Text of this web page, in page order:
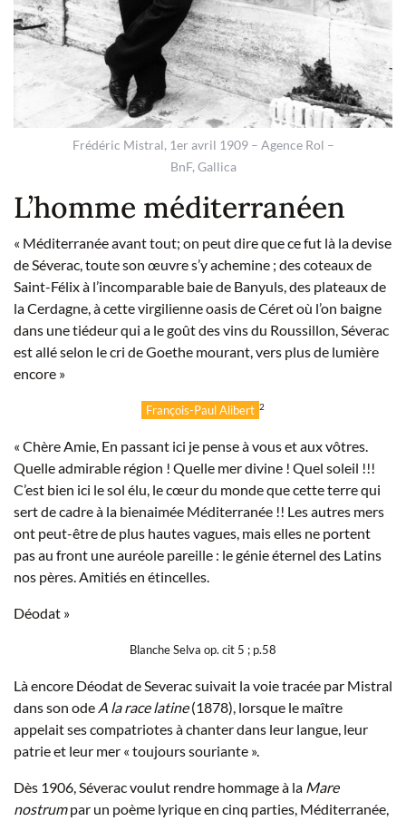
Frédéric Mistral, 1er avril 1909 – Agence Rol –
BnF, Gallica
L’homme méditerranéen
« Méditerranée avant tout; on peut dire que ce fut là la devise
de Séverac, toute son œuvre s’y achemine ; des coteaux de
Saint-Félix à l’incomparable baie de Banyuls, des plateaux de
la Cerdagne, à cette virgilienne oasis de Céret où l’on baigne
dans une tiédeur qui a le goût des vins du Roussillon, Séverac
est allé selon le cri de Goethe mourant, vers plus de lumière
encore »
François-Paul Alibert 2
« Chère Amie, En passant ici je pense à vous et aux vôtres.
Quelle admirable région ! Quelle mer divine ! Quel soleil !!!
C’est bien ici le sol élu, le cœur du monde que cette terre qui
sert de cadre à la bienaimée Méditerranée !! Les autres mers
ont peut-être de plus hautes vagues, mais elles ne portent
pas au front une auréole pareille : le génie éternel des Latins
nos pères. Amitiés en étincelles.
Déodat »
Blanche Selva op. cit 5 ; p.58
Là encore Déodat de Severac suivait la voie tracée par Mistral
dans son ode A la race latine(1878), lorsque le maître
appelait ses compatriotes à chanter dans leur langue, leur
patrie et leur mer « toujours souriante ».
Dès 1906, Séverac voulut rendre hommage à la Mare
nostrumpar un poème lyrique en cinq parties, Méditerranée,